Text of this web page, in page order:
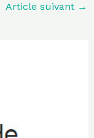
Article suivant →